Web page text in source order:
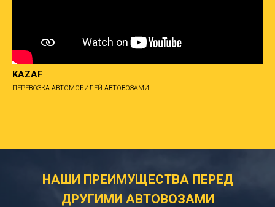
KAZAF
ПЕРЕВОЗКА АВТОМОБИЛЕЙ АВТОВОЗАМИ
НАШИ ПРЕИМУЩЕСТВА ПЕРЕД
ДРУГИМИ АВТОВОЗАМИ